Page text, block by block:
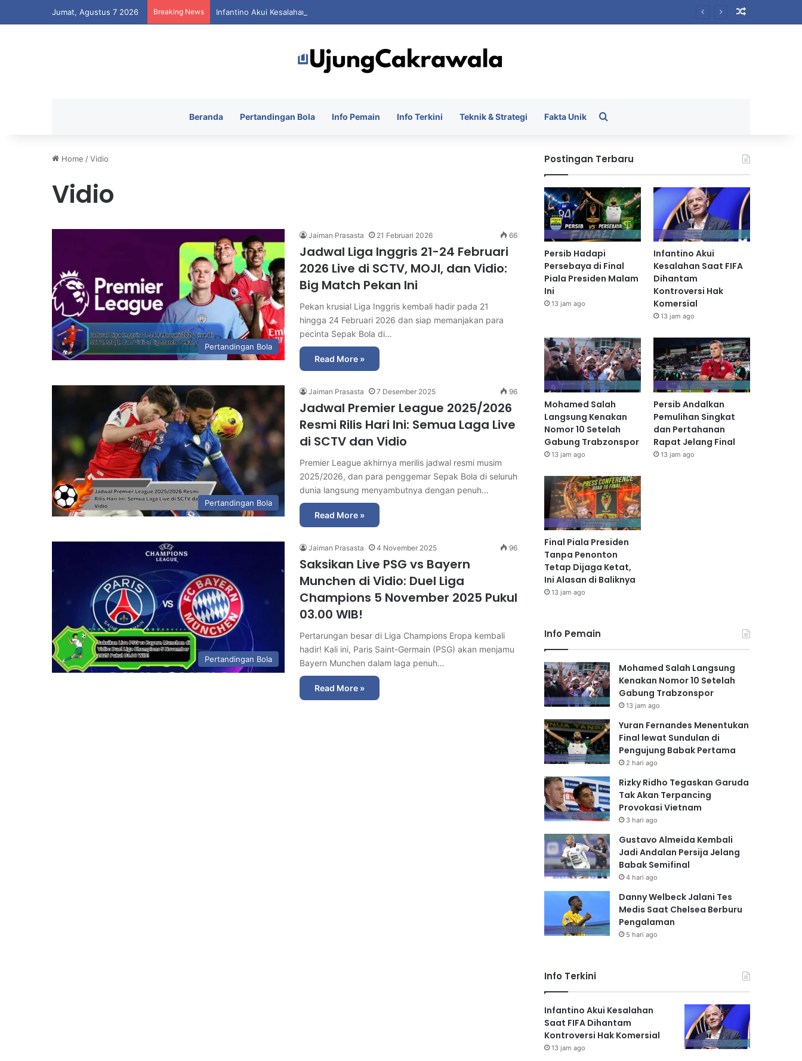
Jumat, Agustus 7 2026 Breaking News Infantino Akui Kesalahan Saat FIFA Dihantam Kontroversi Hak Komersial
Beranda Pertandingan Bola Info Pemain Info Terkini Teknik & Strategi Fakta Unik
Home /Vidio
Vidio
Pertandingan Bola
Jaiman Prasasta 21 Februari 2026 66
Jadwal Liga Inggris 21-24 Februari
2026 Live di SCTV, MOJI, dan Vidio:
Big Match Pekan Ini
Pekan krusial Liga Inggris kembali hadir pada 21
hingga 24 Februari 2026 dan siap memanjakan para
pecinta Sepak Bola di…
Read More »
Pertandingan Bola
Jaiman Prasasta 7 Desember 2025 96
Jadwal Premier League 2025/2026
Resmi Rilis Hari Ini: Semua Laga Live
di SCTV dan Vidio
Premier League akhirnya merilis jadwal resmi musim
2025/2026, dan para penggemar Sepak Bola di seluruh
dunia langsung menyambutnya dengan penuh…
Read More »
Pertandingan Bola
Jaiman Prasasta 4 November 2025 96
Saksikan Live PSG vs Bayern
Munchen di Vidio: Duel Liga
Champions 5 November 2025 Pukul
03.00 WIB!
Pertarungan besar di Liga Champions Eropa kembali
hadir! Kali ini, Paris Saint-Germain (PSG) akan menjamu
Bayern Munchen dalam laga penuh…
Read More »
Postingan Terbaru
Persib Hadapi
Persebaya di Final
Piala Presiden Malam
Ini
13 jam ago
Infantino Akui
Kesalahan Saat FIFA
Dihantam
Kontroversi Hak
Komersial
13 jam ago
Mohamed Salah
Langsung Kenakan
Nomor 10 Setelah
Gabung Trabzonspor
13 jam ago
Persib Andalkan
Pemulihan Singkat
dan Pertahanan
Rapat Jelang Final
13 jam ago
Final Piala Presiden
Tanpa Penonton
Tetap Dijaga Ketat,
Ini Alasan di Baliknya
13 jam ago
Info Pemain
Mohamed Salah Langsung
Kenakan Nomor 10 Setelah
Gabung Trabzonspor
13 jam ago
Yuran Fernandes Menentukan
Final lewat Sundulan di
Pengujung Babak Pertama
2 hari ago
Rizky Ridho Tegaskan Garuda
Tak Akan Terpancing
Provokasi Vietnam
3 hari ago
Gustavo Almeida Kembali
Jadi Andalan Persija Jelang
Babak Semifinal
4 hari ago
Danny Welbeck Jalani Tes
Medis Saat Chelsea Berburu
Pengalaman
5 hari ago
Info Terkini
Infantino Akui Kesalahan
Saat FIFA Dihantam
Kontroversi Hak Komersial
13 jam ago